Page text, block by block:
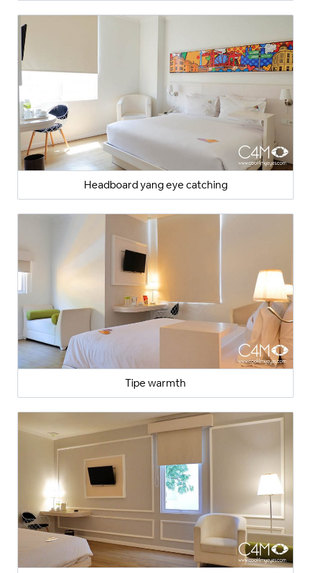
Headboard yang eye catching
Tipe warmth